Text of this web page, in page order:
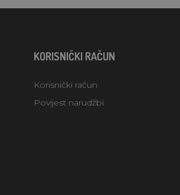
KORISNIČKI RAČUN
Korisnički račun
Povijest narudžbi